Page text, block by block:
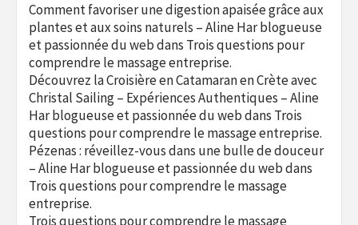
Comment favoriser une digestion apaisée grâce aux
plantes et aux soins naturels – Aline Har blogueuse
et passionnée du webdans Trois questions pour
comprendre le massage entreprise.
Découvrez la Croisière en Catamaran en Crète avec
Christal Sailing – Expériences Authentiques – Aline
Har blogueuse et passionnée du webdans Trois
questions pour comprendre le massage entreprise.
Pézenas : réveillez-vous dans une bulle de douceur
– Aline Har blogueuse et passionnée du webdans
Trois questions pour comprendre le massage
entreprise.
Trois questions pour comprendre le massage